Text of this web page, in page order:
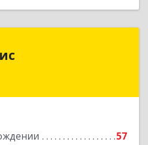
57
Муйский р-н, пгт.